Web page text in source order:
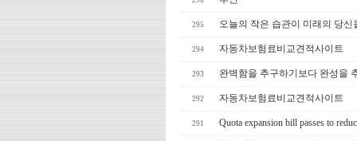
295 오늘의 작은 습관이 미래의 당신
294 자동차보험료비교견적사이트
293 완벽함을 추구하기보다 완성을
292 자동차보험료비교견적사이트
291 Quota expansion bill passes to